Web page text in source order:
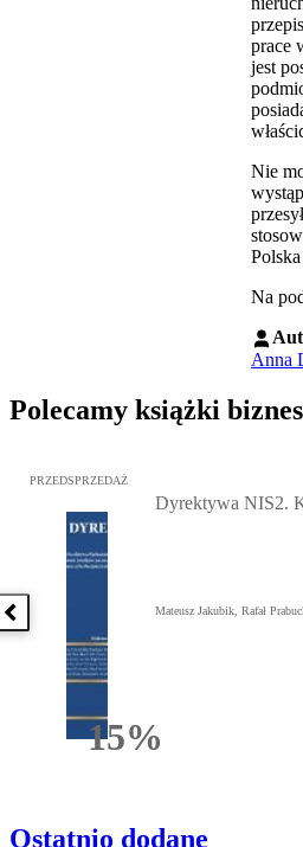
prace
jest
Nie
Na
Anna
Polecamy książki
Poprzednia książka
Przejdź do: Dyrektywa NIS2.
PRZEDSPRZEDAŻ
15%Rabatu
Dyrektywa NIS2.
Mateusz Jakubik, Rafał
Ostatnio dodane